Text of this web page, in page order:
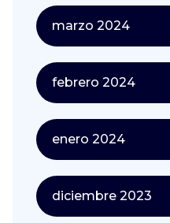
marzo 2024
febrero 2024
enero 2024
diciembre 2023